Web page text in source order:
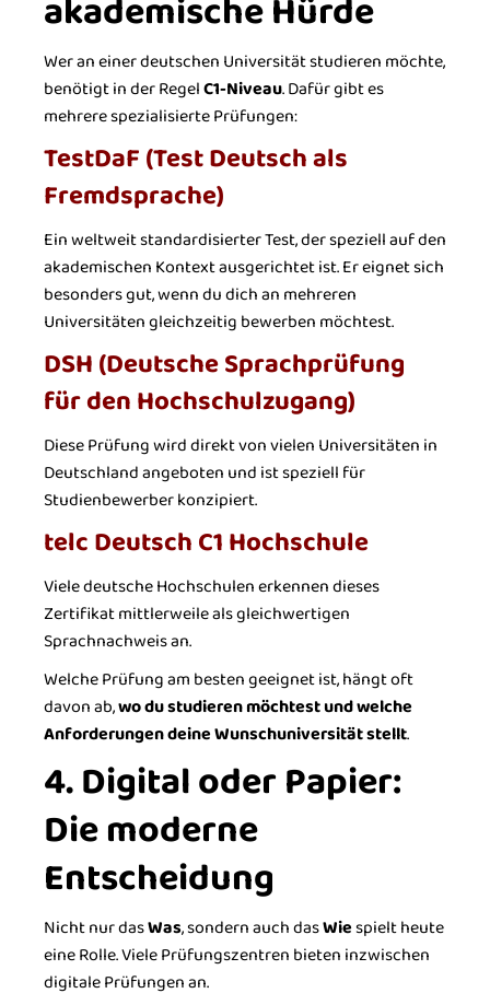
akademische Hürde
Wer an einer deutschen Universität studieren möchte,
benötigt in der RegelC1-Niveau. Dafür gibt es
mehrere spezialisierte Prüfungen:
TestDaF (Test Deutsch als
Fremdsprache)
Ein weltweit standardisierter Test, der speziell auf den
akademischen Kontext ausgerichtet ist. Er eignet sich
besonders gut, wenn du dich an mehreren
Universitäten gleichzeitig bewerben möchtest.
DSH (Deutsche Sprachprüfung
für den Hochschulzugang)
Diese Prüfung wird direkt von vielen Universitäten in
Deutschland angeboten und ist speziell für
Studienbewerber konzipiert.
telc Deutsch C1 Hochschule
Viele deutsche Hochschulen erkennen dieses
Zertifikat mittlerweile als gleichwertigen
Sprachnachweis an.
Welche Prüfung am besten geeignet ist, hängt oft
davon ab,wo du studieren möchtest und welche
Anforderungen deine Wunschuniversität stellt.
4. Digital oder Papier:
Die moderne
Entscheidung
Nicht nur dasWas, sondern auch dasWiespielt heute
eine Rolle. Viele Prüfungszentren bieten inzwischen
digitale Prüfungen an.